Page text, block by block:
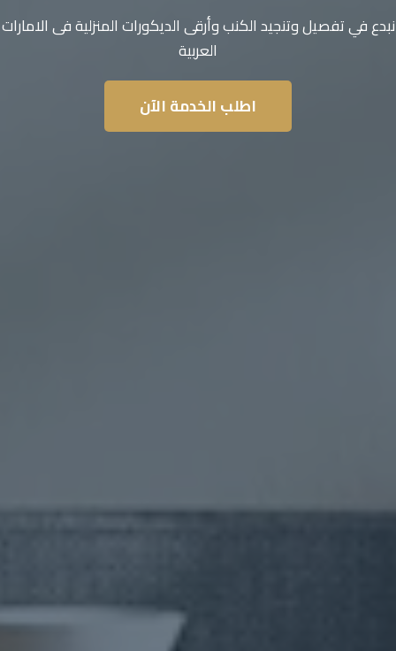
نبدع في تفصيل وتنجيد الكنب وأرقى الديكورات المنزلية فى الامارات
العربية
اطلب الخدمة الآن